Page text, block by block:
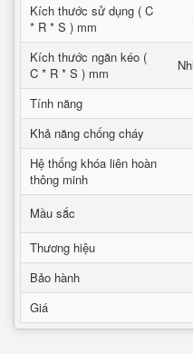
Kích thước sử dụng ( C
* R * S ) mm
Kích thước ngăn kéo (
C * R * S ) mm
Tính năng
Khả năng chống cháy
Hệ thống khóa liên hoàn
thông minh
Mầu sắc
Thương hiệu
Bảo hành
Giá